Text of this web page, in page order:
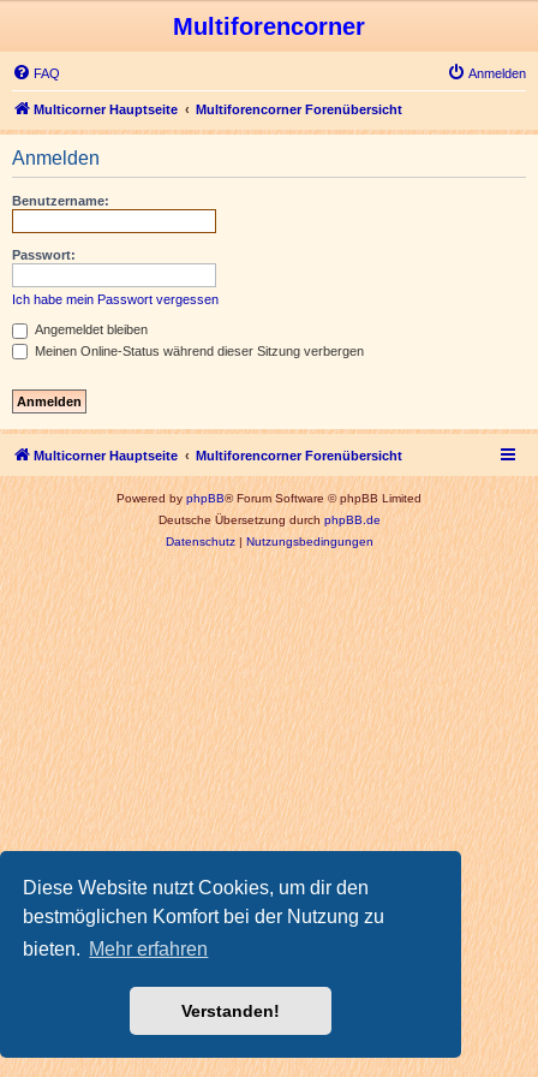
Diese Website nutzt Cookies, um dir den
bestmöglichen Komfort bei der Nutzung zu
bieten. Mehr erfahren
Verstanden!
Multiforencorner
FAQ Anmelden
Multicorner Hauptseite Multiforencorner Forenübersicht
Anmelden
Benutzername:
Passwort:
Ich habe mein Passwort vergessen
Angemeldet bleiben
Meinen Online-Status während dieser Sitzung verbergen
Multicorner Hauptseite Multiforencorner Forenübersicht
Powered byphpBB® Forum Software © phpBB Limited
Deutsche Übersetzung durchphpBB.de
Datenschutz| Nutzungsbedingungen